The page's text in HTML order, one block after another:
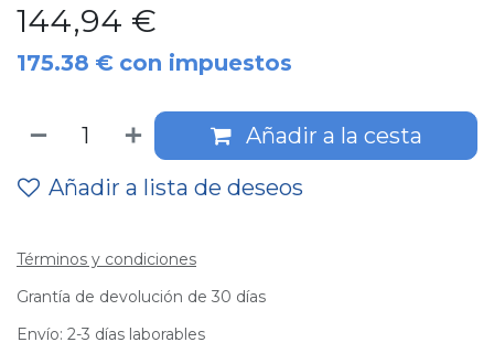
144,94 €
175.38 € con impuestos
Añadir a la cesta
Añadir a lista de deseos
Términos y condiciones
Grantía de devolución de 30 días
Envío: 2-3 días laborables